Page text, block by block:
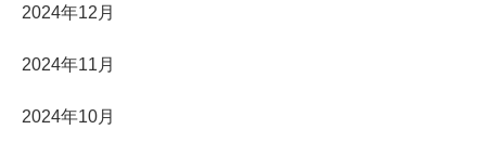
2024年12月
2024年11月
2024年10月